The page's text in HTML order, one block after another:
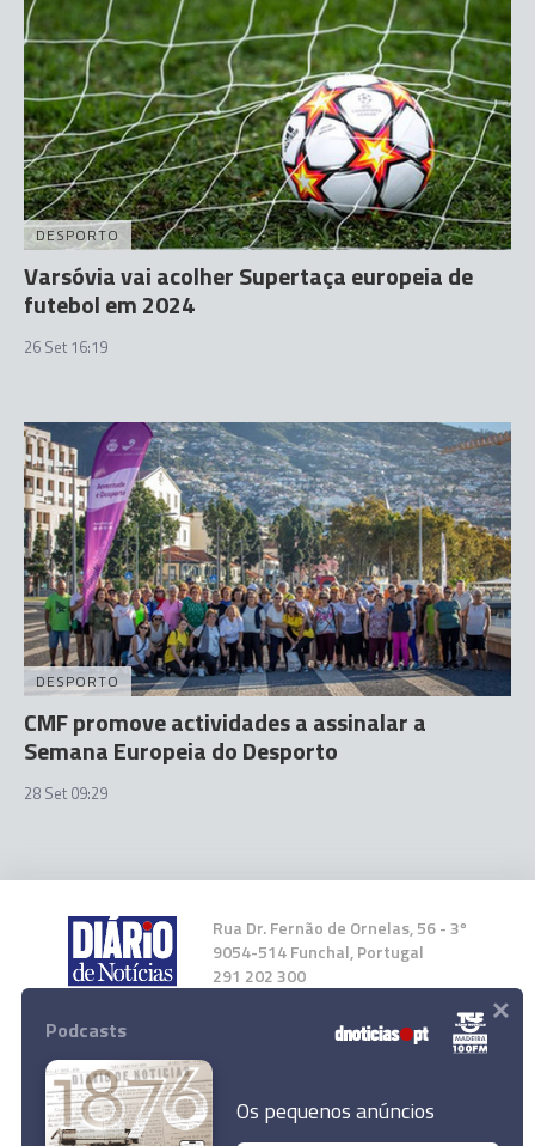
DESPORTO
Varsóvia vai acolher Supertaça europeia de
futebol em 2024
26 Set 16:19
DESPORTO
CMF promove actividades a assinalar a
Semana Europeia do Desporto
28 Set 09:29
Rua Dr. Fernão de Ornelas, 56 - 3º
9054-514 Funchal, Portugal
291 202 300
Instale a nossa App
Podcasts
Os pequenos anúncios
×